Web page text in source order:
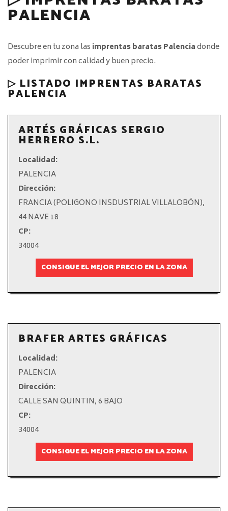
PALENCIA
Descubre en tu zona las imprentas baratas Palenciadonde
poder imprimir con calidad y buen precio.
▷ LISTADO IMPRENTAS BARATAS
PALENCIA
ARTÉS GRÁFICAS SERGIO
HERRERO S.L.
Localidad:
PALENCIA
Dirección:
FRANCIA (POLIGONO INSDUSTRIAL VILLALOBÓN),
44 NAVE 18
CP:
34004
CONSIGUE EL MEJOR PRECIO EN LA ZONA
BRAFER ARTES GRÁFICAS
Localidad:
PALENCIA
Dirección:
CALLE SAN QUINTIN, 6 BAJO
CP:
34004
CONSIGUE EL MEJOR PRECIO EN LA ZONA